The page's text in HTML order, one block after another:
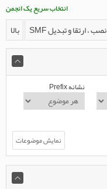
انتخاب سریع یک انجمن
نصب ، ارتقا و تبدیل SMF بالا
نشانه Prefix